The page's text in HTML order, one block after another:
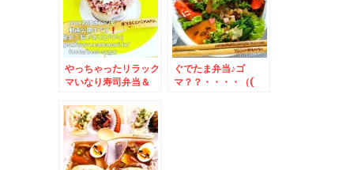
やっちゃったリラック
マいなり寿司弁当＆
日の日替わり」で天丼
も激ウマな件♪
ぐでたま弁当♪ゴ
マ？？・・・・（(